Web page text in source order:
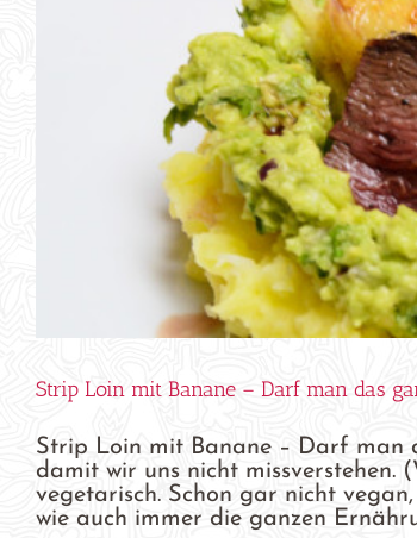
Strip Loin mit Banane – Darf man das
Strip Loin mit Banane – Darf man
damit wir uns nicht
vegetarisch. Schon gar nicht
wie auch immer die ganzen